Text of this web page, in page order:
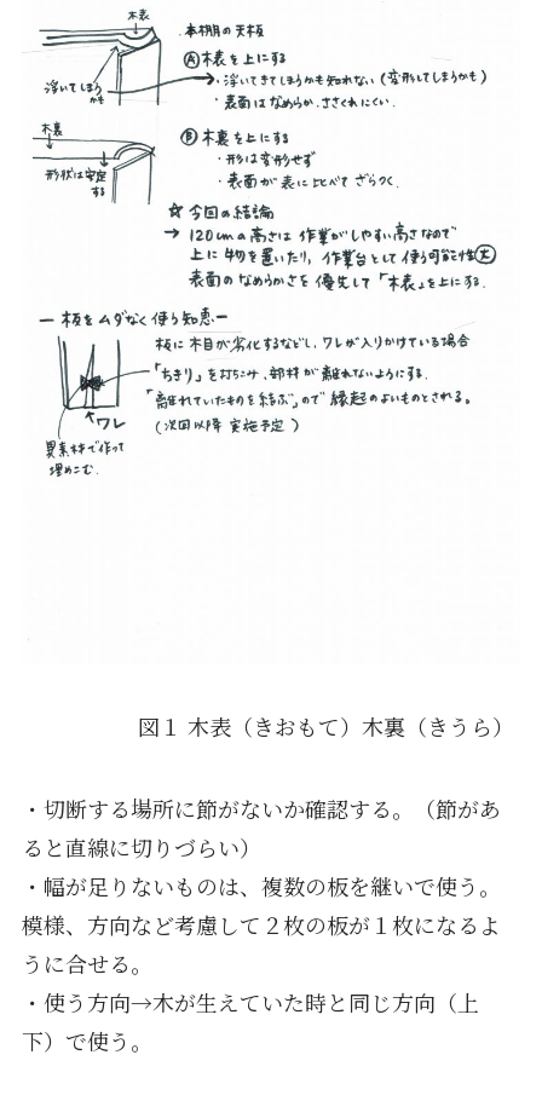
図１ 木表（きおもて）木裏（きうら）
・切断する場所に節がないか確認する。（節があ
ると直線に切りづらい）
・幅が足りないものは、複数の板を継いで使う。
模様、方向など考慮して２枚の板が１枚になるよ
うに合せる。
・使う方向→木が生えていた時と同じ方向（上
下）で使う。